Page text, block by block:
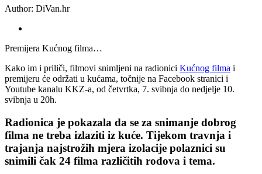
Author: DiVan.hr
Premijera Kućnog filma…
Kako im i priliči, filmovi snimljeni na radionici Kućnog filma i
premijeru će održati u kućama, točnije na Facebook stranici i
Youtube kanalu KKZ-a, od četvrtka, 7. svibnja do nedjelje 10.
svibnja u 20h.
Radionica je pokazala da se za snimanje dobrog
filma ne treba izlaziti iz kuće. Tijekom travnja i
trajanja najstrožih mjera izolacije polaznici su
snimili čak 24 filma različitih rodova i tema.